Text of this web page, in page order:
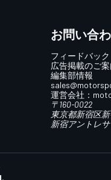
お問い合
フィードバック
広告掲載のご案
編集部情報
運営会社：
〒160-0022
東京都新宿区新
新宿アントレ